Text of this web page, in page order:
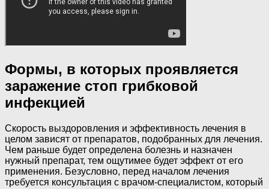
Формы, в которых проявляется
заражение стоп грибковой
инфекцией
Скорость выздоровления и эффективность лечения в
целом зависят от препаратов, подобранных для лечения.
Чем раньше будет определена болезнь и назначен
нужный препарат, тем ощутимее будет эффект от его
применения. Безусловно, перед началом лечения
требуется консультация с врачом-специалистом, который